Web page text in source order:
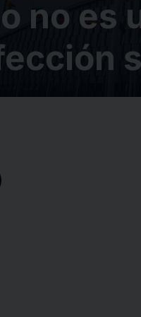
no es